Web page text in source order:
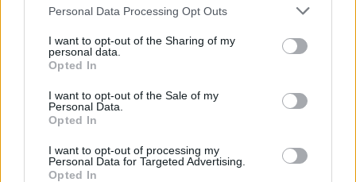
Personal Data Processing Opt Outs
I want to opt-out of the Sharing of my
personal data.
Opted In
I want to opt-out of the Sale of my
Personal Data.
Opted In
I want to opt-out of processing my
Personal Data for Targeted Advertising.
Opted In
9.1.2001 16:05 | KLADNO (ČIA)
Dlouhou dobu připravovaný projekt rychlodráhy z Kladna do
Prahy se dočkal výrazného posunu. Při jednání zástupců akciové
společnosti PRaK,kladenského pražského magistrátu sresortem
dopravy a spojů
Vzteklina se z Rychnovska přenesla na Ústeckoorlicko
9.1.2001 15:50 | ÚSTÍ NAD ORLICÍ ( ČIA
Zvýšený výskyt onemocnění vzteklinou evidují veterináři v okrese
Ústní nad Orlicí. Jen od začátku tohoto roku zaznamenali pět